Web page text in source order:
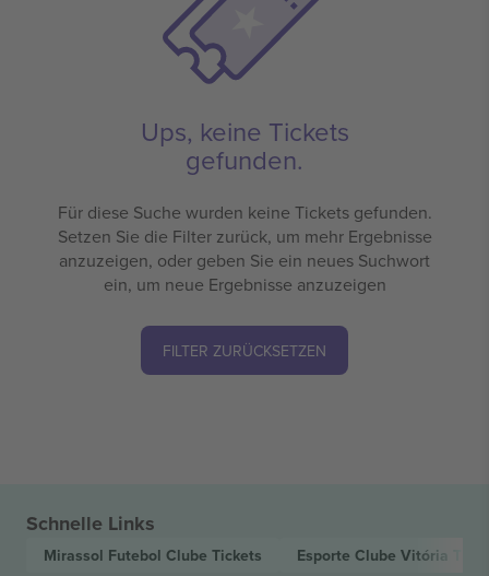
Ups, keine Tickets
gefunden.
Für diese Suche wurden keine Tickets gefunden.
Setzen Sie die Filter zurück, um mehr Ergebnisse
anzuzeigen, oder geben Sie ein neues Suchwort
ein, um neue Ergebnisse anzuzeigen
FILTER ZURÜCKSETZEN
Schnelle Links
Mirassol Futebol Clube Tickets Esporte Clube Vitória